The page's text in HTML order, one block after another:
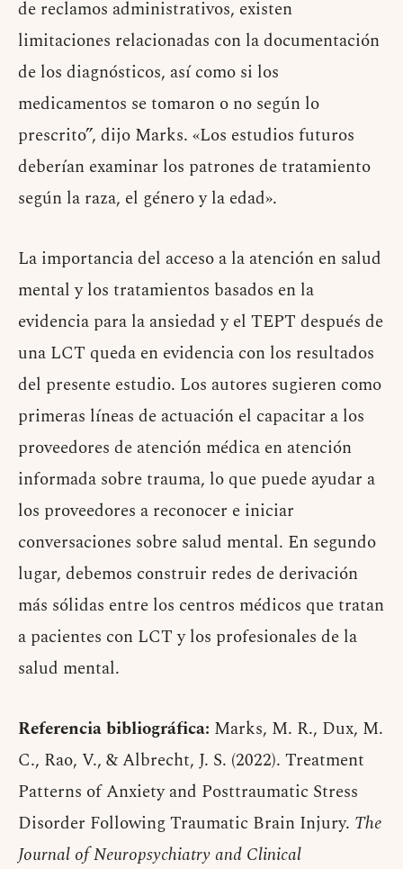
de reclamos administrativos, existen
limitaciones relacionadas con la documentación
de los diagnósticos, así como si los
medicamentos se tomaron o no según lo
prescrito”, dijo Marks. «Los estudios futuros
deberían examinar los patrones de tratamiento
según la raza, el género y la edad».
La importancia del acceso a la atención en salud
mental y los tratamientos basados ​​en la
evidencia para la ansiedad y el TEPT después de
una LCT queda en evidencia con los resultados
del presente estudio. Los autores sugieren como
primeras líneas de actuación el capacitar a los
proveedores de atención médica en atención
informada sobre trauma, lo que puede ayudar a
los proveedores a reconocer e iniciar
conversaciones sobre salud mental. En segundo
lugar, debemos construir redes de derivación
más sólidas entre los centros médicos que tratan
a pacientes con LCT y los profesionales de la
salud mental.
Referencia bibliográfica: Marks, M. R., Dux, M.
C., Rao, V., & Albrecht, J. S. (2022). Treatment
Patterns of Anxiety and Posttraumatic Stress
Disorder Following Traumatic Brain Injury. The
Journal of Neuropsychiatry and Clinical